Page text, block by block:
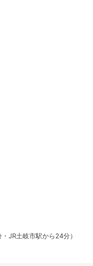
JR土岐市駅から24分）